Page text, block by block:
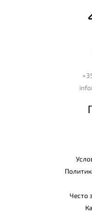
Често